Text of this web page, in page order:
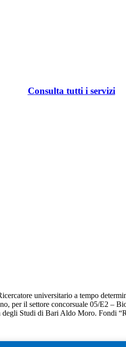
Consulta tutti i servizi
universitario a tempo
per il settore concorsuale 05/E2
Studi di Bari Aldo Moro. Fondi